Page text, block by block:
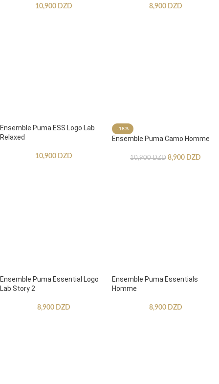
10,900 DZD 8,900 DZD
Ensemble Puma ESS Logo Lab
Relaxed
10,900 DZD
-18%
Ensemble Puma Camo Homme
10,900DZD 8,900 DZD
Ensemble Puma Essential Logo
Lab Story 2
8,900 DZD
Ensemble Puma Essentials
Homme
8,900 DZD